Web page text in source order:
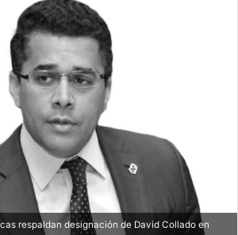
respaldan designación de David Collado en